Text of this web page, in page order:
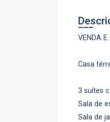
VENDA E
Casa
3 suítes
Sala de
Sala de